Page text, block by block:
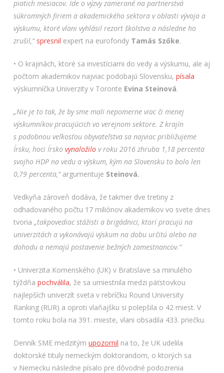
piatich mesiacov. Ide o výzvy zamerané na partnerstvá
súkromných firiem a akademického sektora v oblasti vývoja a
výskumu, ktoré vlani vyhlásil rezort školstva a následne ho
zrušil,“ spresnil expert na eurofondy Tamás Szőke.
• O krajinách, ktoré sa investíciami do vedy a výskumu, ale aj
počtom akademikov najviac podobajú Slovensku, písala
výskumníčka Univerzity v Toronte Evina Steinová.
„Nie je to tak, že by sme mali nepomerne viac či menej
výskumníkov pracujúcich vo verejnom sektore. Z krajín
s podobnou veľkosťou obyvateľstva sa najviac približujeme
Írsku, hoci Írsko vynaložilov roku 2016 zhruba 1,18 percenta
svojho HDP na vedu a výskum, kým na Slovensku to bolo len
0,79 percenta,“argumentuje Steinová.
Vedkyňa zároveň dodáva, že takmer dve tretiny z
odhadovaného počtu 17 miliónov akademikov vo svete dnes
tvoria „takpovediac stážisti a brigádnici, ktorí pracujú na
univerzitách a vykonávajú výskum na dobu určitú alebo na
dohodu a nemajú postavenie bežných zamestnancov.“
• Univerzita Komenského (UK) v Bratislave sa minulého
týždňa pochválila, že sa umiestnila medzi päťstovkou
najlepších univerzít sveta v rebríčku Round University
Ranking (RUR) a oproti vlaňajšku si polepšila o 42 miest. V
tomto roku bola na 391. mieste, vlani obsadila 433. priečku.
Denník SME medzitým upozornil na to, že UK udelila
doktorské tituly nemeckým doktorandom, o ktorých sa
v Nemecku následne písalo pre dôvodné podozrenia